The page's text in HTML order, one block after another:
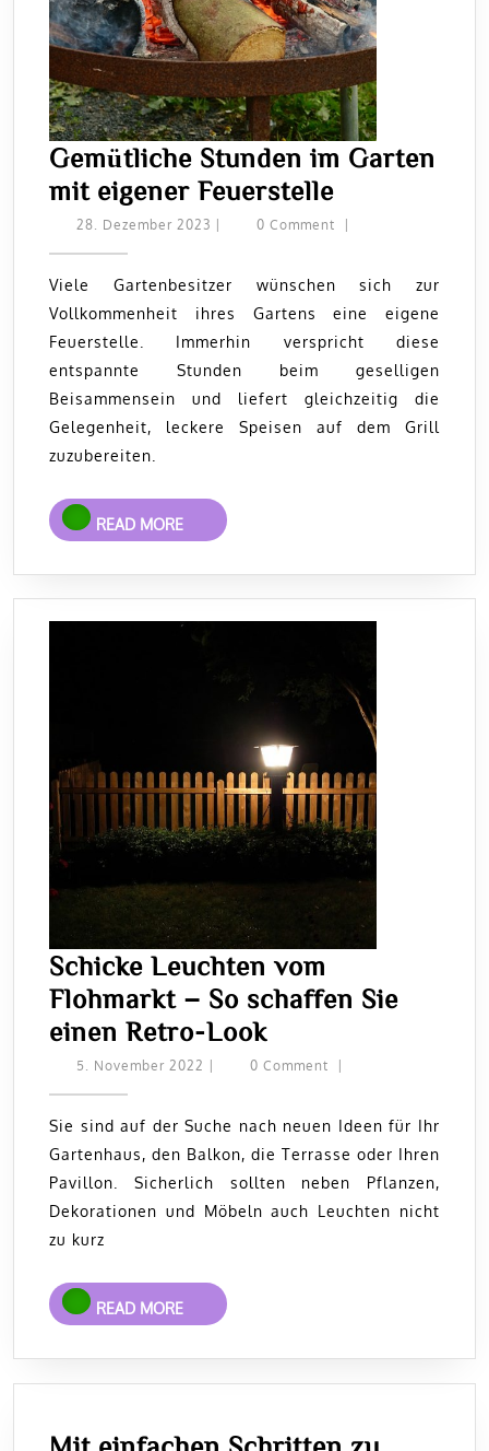
Gemütliche Stunden im Garten
mit eigener FeuerstelleGemütliche
Stunden
Garten
mit
eigener
Feuerstelle
28. Dezember 2023 28.
0 Comment
Viele Gartenbesitzer wünschen sich zur
Vollkommenheit ihres Gartens eine eigene
Feuerstelle. Immerhin verspricht diese
entspannte Stunden beim geselligen
Beisammensein und liefert gleichzeitig die
Gelegenheit, leckere Speisen auf dem Grill
zuzubereiten.
READ MORE
READ
MORE
Schicke Leuchten vom
Flohmarkt – So schaffen Sie
einen Retro-LookSchicke
Leuchten
Flohmarkt
–
So
Look
5. November 2022 5.
0 Comment
Sie sind auf der Suche nach neuen Ideen für Ihr
Gartenhaus, den Balkon, die Terrasse oder Ihren
Pavillon. Sicherlich sollten neben Pflanzen,
Dekorationen und Möbeln auch Leuchten nicht
zu kurz
READ MORE
READ
MORE
Mit einfachen Schritten zu